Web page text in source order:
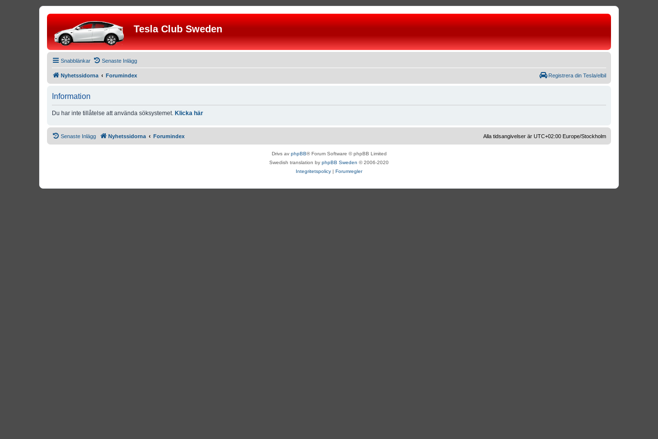
Tesla Club Sweden
Snabblänkar Senaste Inlägg
Nyhetssidorna Forumindex Registrera din Tesla/elbil
Information
Du har inte tillåtelse att använda söksystemet. Klicka här
Senaste Inlägg Nyhetssidorna Forumindex Alla tidsangivelser är UTC+02:00 Europe/Stockholm
Drivs av phpBB® Forum Software © phpBB Limited
Swedish translation by phpBB Sweden © 2006-2020
Integritetspolicy | Forumregler